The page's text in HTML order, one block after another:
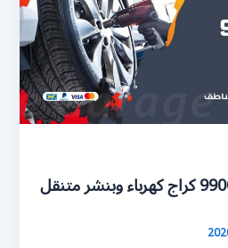
بنشر اشبيلية 99007355 كراج كهرباء وبنشر متنقل